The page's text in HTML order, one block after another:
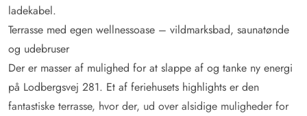
ladekabel.
Terrasse med egen wellnessoase – vildmarksbad, saunatønde
og udebruser
Der er masser af mulighed for at slappe af og tanke ny energi
på Lodbergsvej 281. Et af feriehusets highlights er den
fantastiske terrasse, hvor der, ud over alsidige muligheder for